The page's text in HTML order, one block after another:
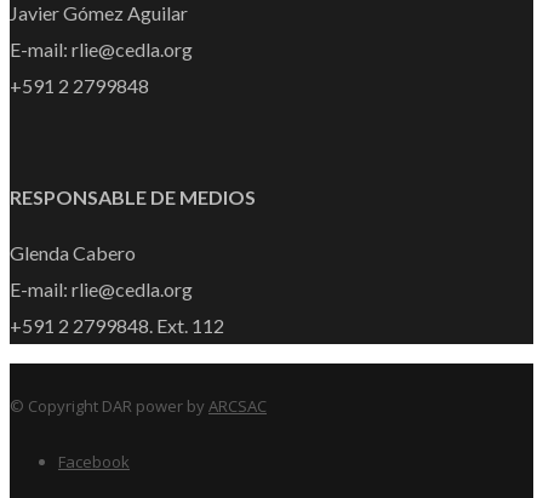
Javier Gómez Aguilar
E-mail: rlie@cedla.org
+591 2 2799848
RESPONSABLE DE MEDIOS
Glenda Cabero
E-mail: rlie@cedla.org
+591 2 2799848. Ext. 112
© Copyright DAR power by ARCSAC
Facebook